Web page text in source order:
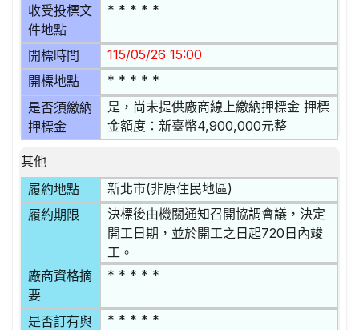
收受投標文
件地點
* * * * *
開標時間 115/05/26 15:00
開標地點 * * * * *
是否須繳納
押標金
是，尚未提供廠商線上繳納押標金 押標
金額度：新臺幣4,900,000元整
其他
履約地點
新北市(非原住民地區)
履約期限
決標後由機關通知召開協調會議，決定
開工日期，並於開工之日起720日內竣
工。
廠商資格摘
要
* * * * *
是否訂有與
* * * * *